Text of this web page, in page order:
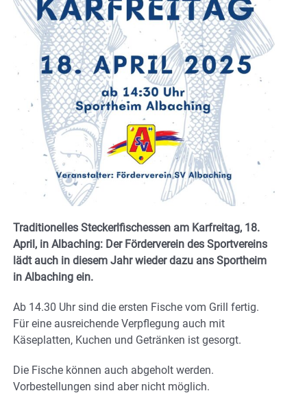
Traditionelles Steckerlfischessen am Karfreitag, 18.
April, in Albaching: Der Förderverein des Sportvereins
lädt auch in diesem Jahr wieder dazu ans Sportheim
in Albaching ein.
Ab 14.30 Uhr sind die ersten Fische vom Grill fertig.
Für eine ausreichende Verpflegung auch mit
Käseplatten, Kuchen und Getränken ist gesorgt.
Die Fische können auch abgeholt werden.
Vorbestellungen sind aber nicht möglich.